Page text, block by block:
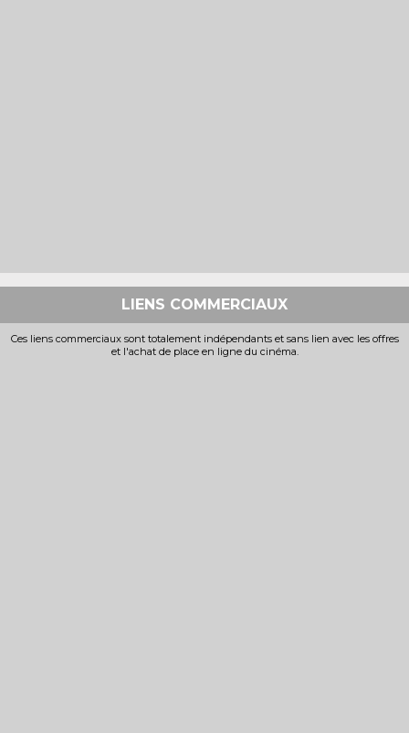
LIENS COMMERCIAUX
Ces liens commerciaux sont totalement indépendants et sans lien avec les offres
et l'achat de place en ligne du cinéma.